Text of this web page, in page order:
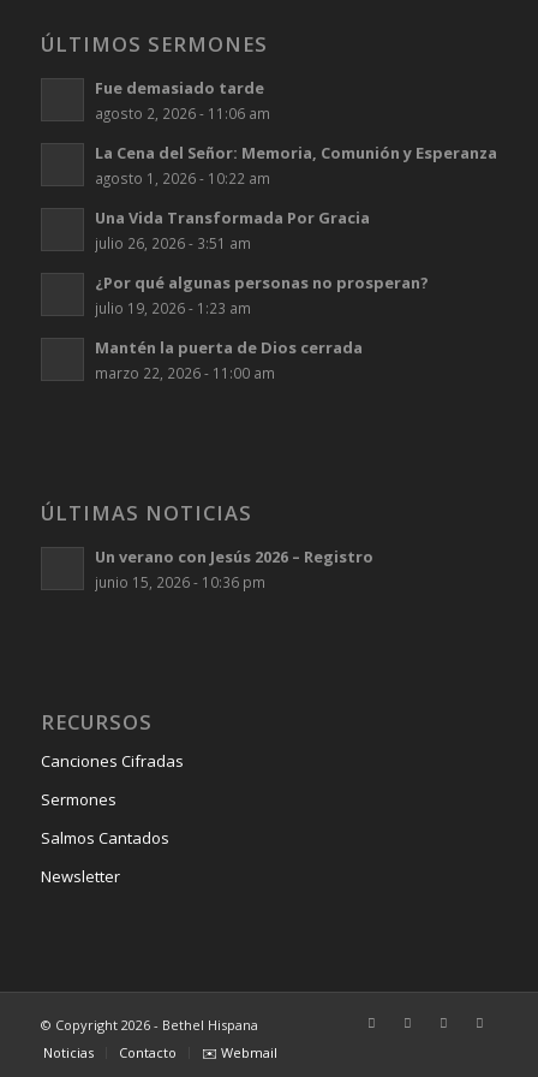
ÚLTIMOS SERMONES
Fue demasiado tarde
agosto 2, 2026 - 11:06 am
La Cena del Señor: Memoria, Comunión y Esperanza
agosto 1, 2026 - 10:22 am
Una Vida Transformada Por Gracia
julio 26, 2026 - 3:51 am
¿Por qué algunas personas no prosperan?
julio 19, 2026 - 1:23 am
Mantén la puerta de Dios cerrada
marzo 22, 2026 - 11:00 am
ÚLTIMAS NOTICIAS
Un verano con Jesús 2026 – Registro
junio 15, 2026 - 10:36 pm
RECURSOS
Canciones Cifradas
Sermones
Salmos Cantados
Newsletter
© Copyright 2026 - Bethel Hispana
Noticias
Contacto ✉️ Webmail